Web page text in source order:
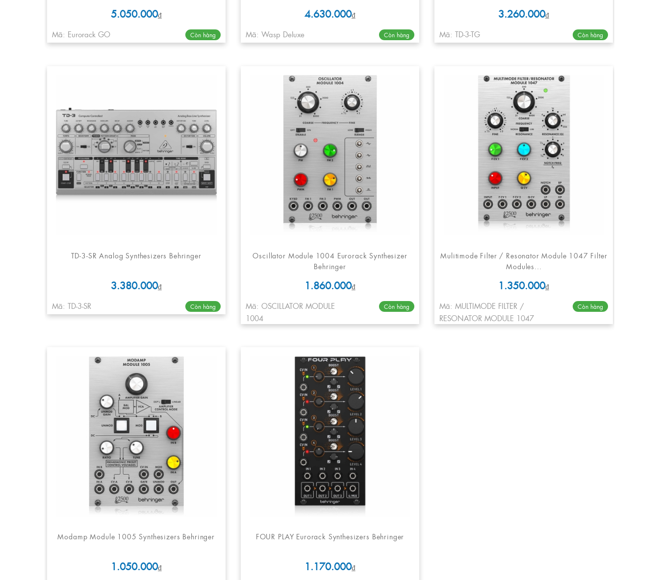
5.050.000₫
Mã: Eurorack GO
Còn hàng
4.630.000₫
Mã: Wasp Deluxe
Còn hàng
3.260.000₫
Mã: TD-3-TG
Còn hàng
TD-3-SR Analog Synthesizers Behringer
3.380.000₫
Mã: TD-3-SR
Còn hàng
Oscillator Module 1004 Eurorack Synthesizer
Behringer
1.860.000₫
Mã: OSCILLATOR MODULE
1004
Còn hàng
Mulitimode Filter / Resonator Module 1047 Filter
Modules...
1.350.000₫
Mã: MULTIMODE FILTER /
RESONATOR MODULE 1047
Còn hàng
Modamp Module 1005 Synthesizers Behringer
1.050.000₫
FOUR PLAY Eurorack Synthesizers Behringer
1.170.000₫